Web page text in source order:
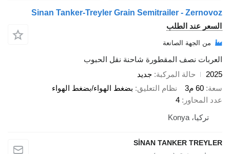
Sinan Tanker-Treyler Grain Semitrailer - Zernovoz
السعر عند الطلب
من الجهة الصانعة
العربات نصف المقطورة شاحنة نقل الحبوب
2025
حالة المركبة جديد
سعة 60 م3 نظام التعليق بضغط الهواء/بضغط الهواء
عدد المحاور
4
تركيا، Konya
SİNAN TANKER TREYLER